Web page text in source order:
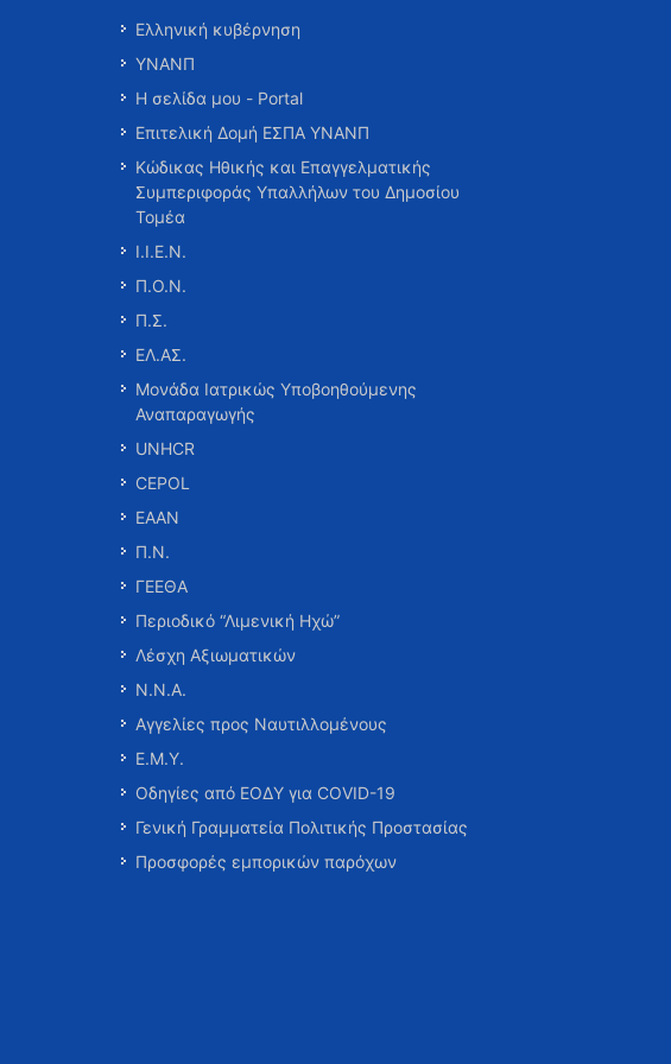
Ελληνική κυβέρνηση
ΥΝΑΝΠ
Η σελίδα μου - Portal
Επιτελική Δομή ΕΣΠΑ ΥΝΑΝΠ
Κώδικας Ηθικής και Επαγγελματικής
Συμπεριφοράς Υπαλλήλων του Δημοσίου
Τομέα
Ι.Ι.Ε.Ν.
Π.Ο.Ν.
Π.Σ.
ΕΛ.ΑΣ.
Μονάδα Ιατρικώς Υποβοηθούμενης
Αναπαραγωγής
UNHCR
CEPOL
ΕΑΑΝ
Π.Ν.
ΓΕΕΘΑ
Περιοδικό “Λιμενική Ηχώ”
Λέσχη Αξιωματικών
Ν.Ν.Α.
Αγγελίες προς Ναυτιλλομένους
Ε.Μ.Υ.
Οδηγίες από ΕΟΔΥ για COVID-19
Γενική Γραμματεία Πολιτικής Προστασίας
Προσφορές εμπορικών παρόχων